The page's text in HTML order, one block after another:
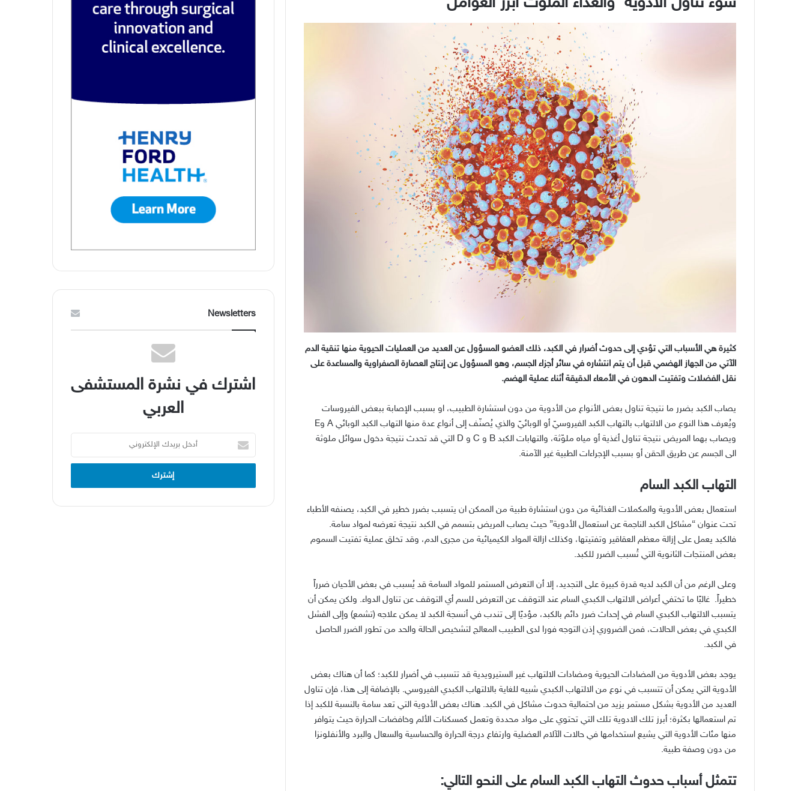
كثيرة هي الأسباب التي تؤدي إلى حدوث أضرار في الكبد، ذلك العضو المسؤول عن العديد من العمليات الحيوية منها تنقية الدم
الآتي من الجهاز الهضمي قبل أن يتم انتشاره في سائر أجزاء الجسم، وهو المسؤول عن إنتاج العصارة الصفراوية والمساعدة على
نقل الفضلات وتفتيت الدهون في الأمعاء الدقيقة أثناء عملية الهضم.
يصاب الكبد بضرر ما نتيجة تناول بعض الأنواع من الأدوية من دون استشارة الطبيب، او بسبب الإصابة ببعض الفيروسات
ويُعرف هذا النوع من الالتهاب بالتهاب الكبد الفيروسيّ أو الوبائيّ والذي يُصنّف إلى أنواع عدة منها التهاب الكبد الوبائي A وE
ويصاب بهما المريض نتيجة تناول أغذية أو مياه ملوّثة، والتهابات الكبد B و C و D التي قد تحدث نتيجة دخول سوائل ملوثة
الى الجسم عن طريق الحقن أو بسبب الإجراءات الطبية غير الآمنة.
التهاب الكبد السام
استعمال بعض الأدوية والمكملات الغذائية من دون استشارة طبية من الممكن ان يتسبب بضرر خطير في الكبد، يصنفه الأطباء
تحت عنوان “مشاكل الكبد الناجمة عن استعمال الأدوية” حيث يصاب المريض بتسمم في الكبد نتيجة تعرضه لمواد سامة.
فالكبد يعمل على إزالة معظم العقاقير وتفتيتها، وكذلك ازالة المواد الكيميائية من مجرى الدم، وقد تخلق عملية تفتيت السموم
بعض المنتجات الثانوية التي تُسبب الضرر للكبد.
وعلى الرغم من أن الكبد لديه قدرة كبيرة على التجديد، إلا أن التعرض المستمر للمواد السامة قد يُسبب في بعض الأحيان ضرراً
خطيراً. غالبًا ما تختفي أعراض الالتهاب الكبدي السام عند التوقف عن التعرض للسم أي التوقف عن تناول الدواء. ولكن يمكن أن
يتسبب الالتهاب الكبدي السام في إحداث ضرر دائم بالكبد، مؤديًا إلى تندب في أنسجة الكبد لا يمكن علاجه (تشمع) وإلى الفشل
الكبدي في بعض الحالات، فمن الضروري إذن التوجه فورا لدى الطبيب المعالج لتشخيص الحالة والحد من تطور الضرر الحاصل
في الكبد.
يوجد بعض الأدوية من المضادات الحيوية ومضادات الالتهاب غير الستيرويدية قد تتسبب في أضرار للكبد؛ كما أن هناك بعض
الأدوية التي يمكن أن تتسبب في نوع من الالتهاب الكبدي شبيه للغاية بالالتهاب الكبدي الفيروسي. بالإضافة إلى هذا، فإن تناول
العديد من الأدوية بشكل مستمر يزيد من احتمالية حدوث مشاكل في الكبد. هناك بعض الأدوية التي تعد سامة بالنسبة للكبد إذا
تم استعمالها بكثرة؛ أبرز تلك الادوية تلك التي تحتوي على مواد محددة وتعمل كمسكنات الألم وخافضات الحرارة حيث يتوافر
منها مئات الأدوية التي يشيع استخدامها في حالات الآلام العضلية وارتفاع درجة الحرارة والحساسية والسعال والبرد والأنفلونزا
من دون وصفة طبية.
تتمثل أسباب حدوث التهاب الكبد السام على النحو التالي:
Newsletters
اشترك في نشرة المستشفى
العربي
بريدك
الإلكتروني